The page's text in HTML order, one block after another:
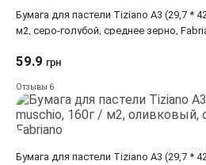
Бумага для пастели Tiziano A3 (29,7 *
м2, серо-голубой, среднее зерно,
59.9 грн
Отзывы 6
Бумага для пастели Tiziano A3 (29,7 *